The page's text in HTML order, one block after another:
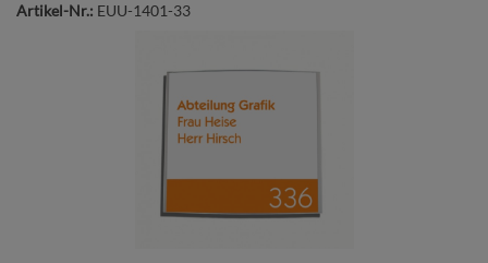
Artikel-Nr.: EUU-1401-33